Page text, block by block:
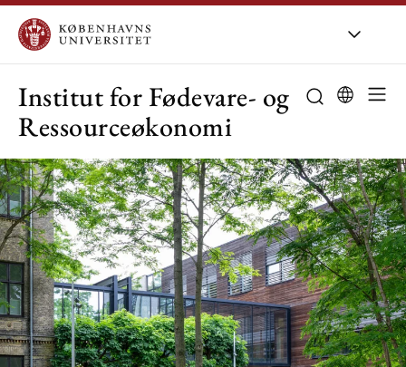
Institut for Fødevare- og
Ressourceøkonomi
Om KU